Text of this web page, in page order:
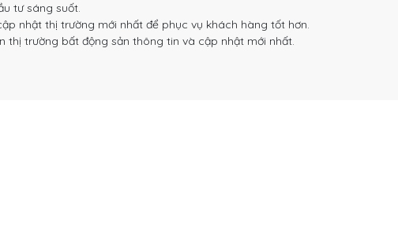
tư sáng suốt.
nhật thị trường mới nhất để phục vụ khách hàng tốt hơn.
trường bất động sản thông tin và cập nhật mới nhất.